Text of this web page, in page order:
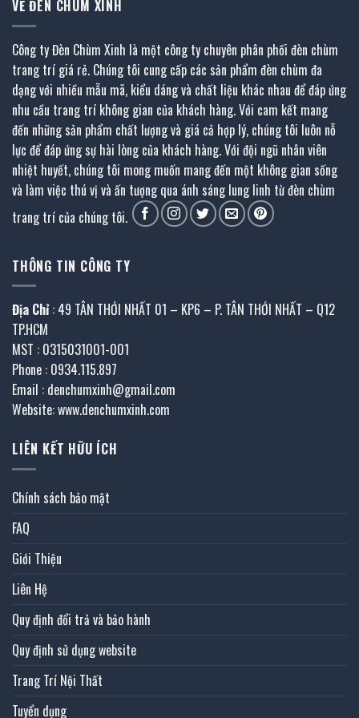
VỀ ĐÈN CHÙM XINH
Công ty Đèn Chùm Xinh là một công ty chuyên phân phối đèn chùm
trang trí giá rẻ. Chúng tôi cung cấp các sản phẩm đèn chùm đa
dạng với nhiều mẫu mã, kiểu dáng và chất liệu khác nhau để đáp ứng
nhu cầu trang trí không gian của khách hàng. Với cam kết mang
đến những sản phẩm chất lượng và giá cả hợp lý, chúng tôi luôn nỗ
lực để đáp ứng sự hài lòng của khách hàng. Với đội ngũ nhân viên
nhiệt huyết, chúng tôi mong muốn mang đến một không gian sống
và làm việc thú vị và ấn tượng qua ánh sáng lung linh từ đèn chùm
trang trí của chúng tôi.
THÔNG TIN CÔNG TY
Địa Chỉ : 49 TÂN THỚI NHẤT 01 – KP6 – P. TÂN THỚI NHẤT – Q12
TP.HCM
MST : 0315031001-001
Phone : 0934.115.897
Email : denchumxinh@gmail.com
Website: www.denchumxinh.com
LIÊN KẾT HỮU ÍCH
Chính sách bảo mật
FAQ
Giới Thiệu
Liên Hệ
Quy định đổi trả và bảo hành
Quy định sử dụng website
Trang Trí Nội Thất
Tuyển dụng